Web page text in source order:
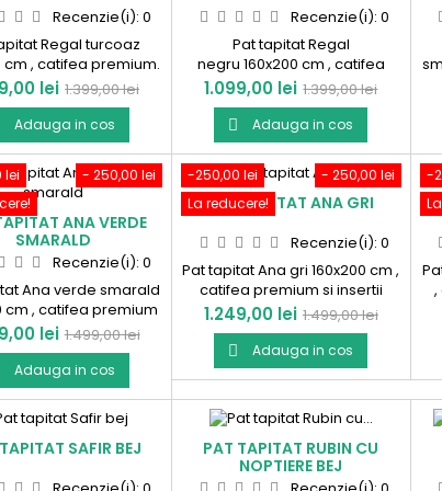
Recenzie(i): 0
Regal turcoaz
cm , catifea premium.
in Romania !
lei Pret
de
baza
1.399,00 lei
Adauga in cos
Recenzie(i): 0
Pat tapitat Regal
negru 160x200 cm , catifea
premium. Produs in Romania !
Pret
1.099,00 lei Pret
de
baza
1.399,00 lei
 Adauga in cos
- 250,00 lei
lei
ANA VERDE
SMARALD
Recenzie(i): 0
Ana verde smarald
cm , catifea premium
aurii. Produs in
Romania !
lei Pret
de
baza
1.499,00 lei
Adauga in cos
- 250,00 lei
-250,00 lei
La reducere!
PAT TAPITAT ANA GRI
Recenzie(i): 0
Pat tapitat Ana gri 160x200 cm ,
catifea premium si insertii
aurii. Produs in Romania !
Pret
1.249,00 lei Pret
de
baza
1.499,00 lei
 Adauga in cos
-
SAFIR BEJ
PAT TAPITAT RUBIN CU
NOPTIERE BEJ